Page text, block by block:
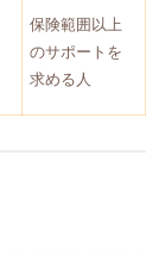
保険範囲以上
のサポートを
求める人